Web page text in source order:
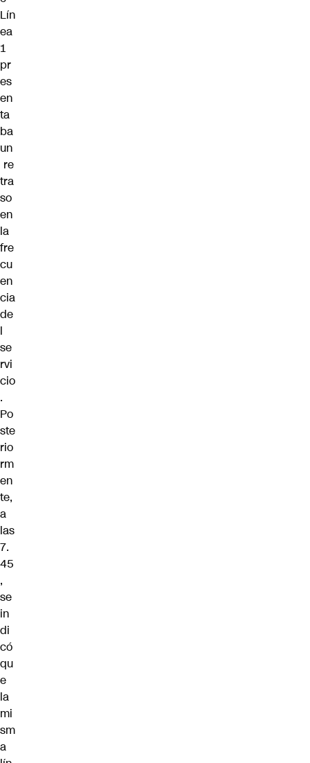
Lín
ea
1
pr
es
en
ta
ba
un
re
tra
so
en
la
fre
cu
en
cia
de
l
se
rvi
cio
.
Po
ste
rio
rm
en
te,
a
las
7.
45
,
se
in
di
có
qu
e
la
mi
sm
a